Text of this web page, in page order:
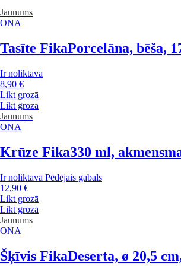
Jaunums
ONA
Tasīte FikaPorcelāna, bēša,
Ir noliktavā
8,90 €
Likt grozā
Likt grozā
Jaunums
ONA
Krūze Fika330 ml,
Ir noliktavā Pēdējais gabals
12,90 €
Likt grozā
Likt grozā
Jaunums
ONA
Šķīvis FikaDeserta, ø 20,5